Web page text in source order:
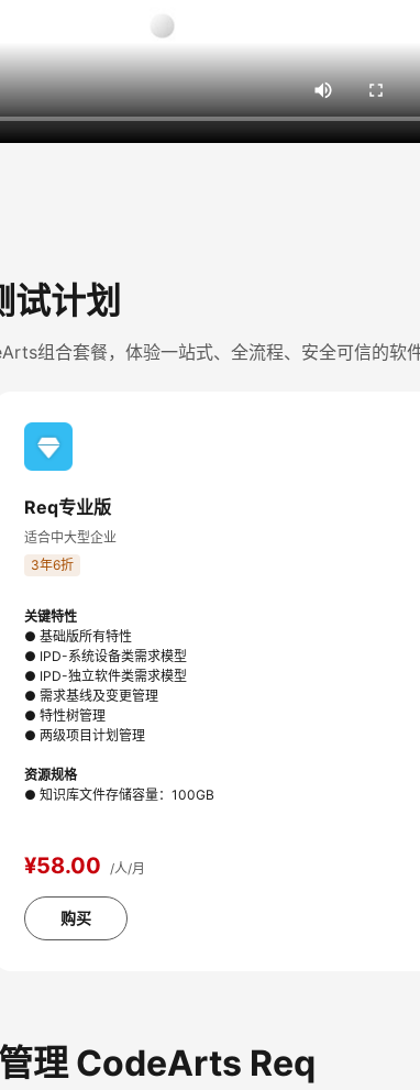
试计划
组合套餐，体验一站式、全流程、安全可信的软
Req专业版
适合中大型企业
3年6折
关键特性
● 基础版所有特性
● IPD-系统设备类需求模型
● IPD-独立软件类需求模型
● 需求基线及变更管理
● 特性树管理
● 两级项目计划管理
资源规格
● 知识库文件存储容量：100GB
¥58.00 /人/月
购买
理 CodeArts Req